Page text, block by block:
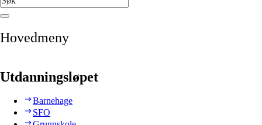
Hovedmeny
Utdanningsløpet
Barnehage
SFO